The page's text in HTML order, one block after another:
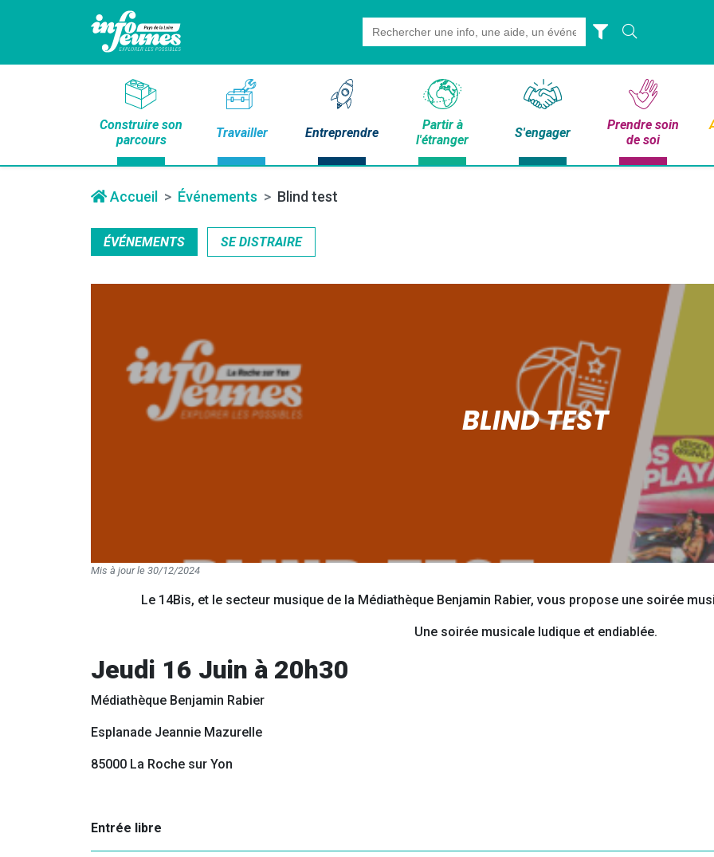
Search
for:
Construire son
parcours
Travailler Entreprendre
Partir à
l'étranger
S'engager
Prendre soin
de soi
Accueil Événements Blind test
ÉVÉNEMENTS SE DISTRAIRE
BLIND TEST
Mis à jour le 30/12/2024
Le 14Bis, et le secteur musique de la Médiathèque Benjamin Rabier, vous propose une soirée
Une soirée musicale ludique et endiablée.
Jeudi 16 Juin à 20h30
Médiathèque Benjamin Rabier
Esplanade Jeannie Mazurelle
85000 La Roche sur Yon
Entrée libre